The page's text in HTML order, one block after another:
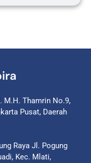
M.H. Thamrin No.9,
Pusat, Daerah
Raya Jl. Pogung
Kec. Mlati,